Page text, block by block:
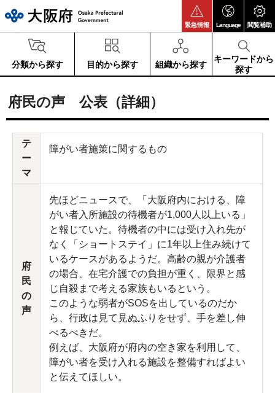
緊急情報 Language 閲覧補助
分類から探す 目的から探す 組織から探す
キーワードから
探す
府民の声 公表（詳細）
テ
ー
マ
障がい者施策に関するもの
府
民
の
声
先ほどニュースで、「大阪府内における、障
がい者入所施設の待機者が1,000人以上いる」
と報じていた。待機者の中には受け入れ先が
なく「ショートステイ」に1年以上住み続けて
いるケースがあるようだ。高齢の親が介護者
の場合、在宅介護での負担が重く、限界と感
じ自殺まで考える家族もいるという。
このような弱者がSOSを出しているのだか
ら、行政は見て見ぬふりをせず、手を差し伸
べるべきだ。
例えば、大阪府が府内の空き家を利用して、
障がい者を受け入れる施設を整備すればよい
と伝えてほしい。